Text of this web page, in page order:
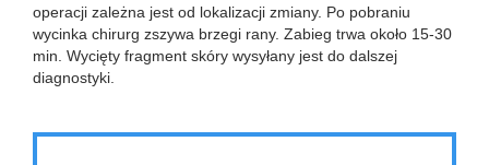
operacji zależna jest od lokalizacji zmiany. Po pobraniu
wycinka chirurg zszywa brzegi rany. Zabieg trwa około 15-30
min. Wycięty fragment skóry wysyłany jest do dalszej
diagnostyki.